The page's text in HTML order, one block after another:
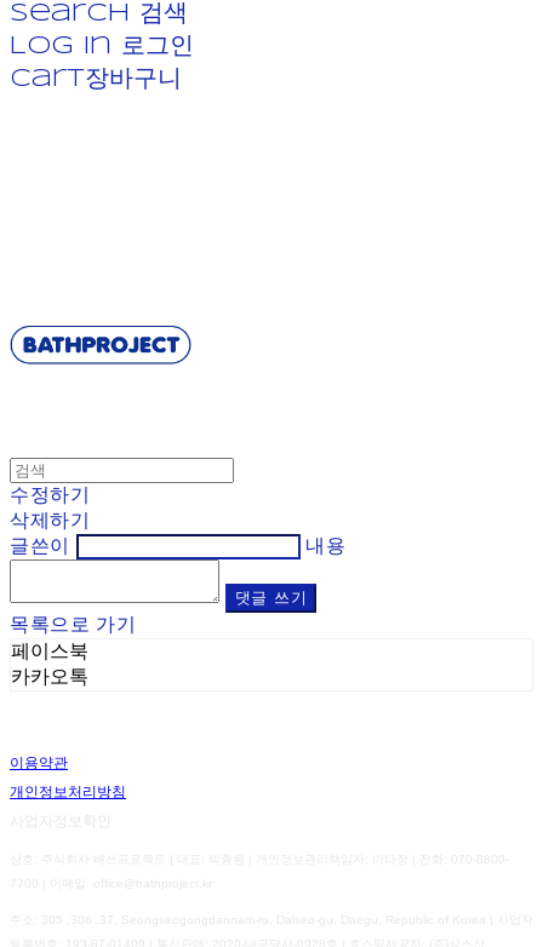
Search
검색
Log In
로그인
Cart장바구니
수정하기
삭제하기
글쓴이
내용
댓글 쓰기
목록으로 가기
페이스북
카카오톡
이용약관
개인정보처리방침
사업자정보확인
상호: 주식회사 배쓰프로젝트 | 대표: 박종원 | 개인정보관리책임자: 이다정 | 전화: 070-8800-
7700 | 이메일: office@bathproject.kr
주소: 305 ,306 ,37, Seongseogongdannam-ro, Dalseo-gu, Daegu, Republic of Korea | 사업자
193-87-01409 2020-대구달서-0928호 | 호스팅제공자: (주)식스샵